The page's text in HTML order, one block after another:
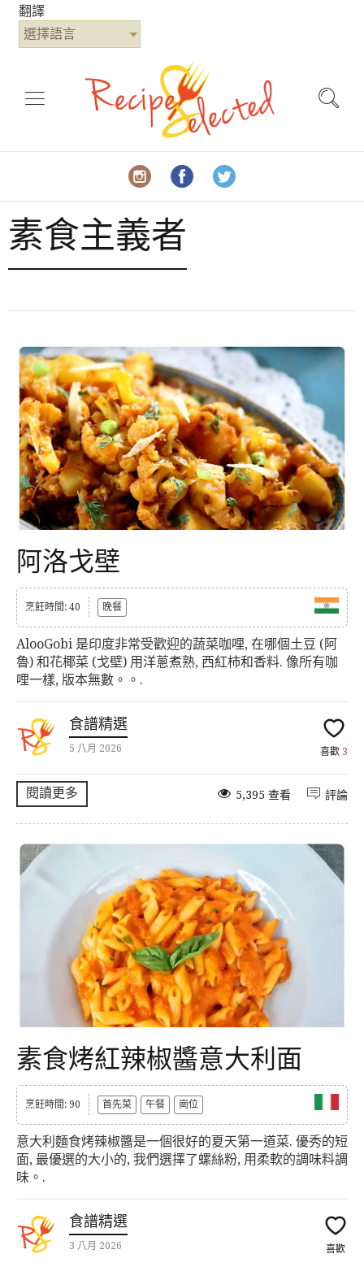
翻譯
選擇語言
素食主義者
阿洛戈壁
烹飪時間: 40 晚餐
AlooGobi 是印度非常受歡迎的蔬菜咖哩, 在哪個土豆 (阿
魯) 和花椰菜 (戈壁) 用洋蔥煮熟, 西紅柿和香料. 像所有咖
哩一樣, 版本無數。。.
食譜精選
5 八月 2026 喜歡 3
閱讀更多 評論
5,395 查看
素食烤紅辣椒醬意大利面
烹飪時間: 90 首先菜 午餐 崗位
意大利麵食烤辣椒醬是一個很好的夏天第一道菜. 優秀的短
面, 最優選的大小的, 我們選擇了螺絲粉, 用柔軟的調味料調
味。.
食譜精選
3 八月 2026 喜歡